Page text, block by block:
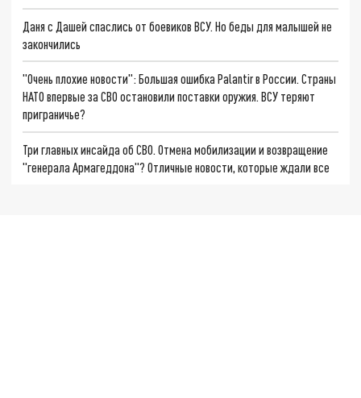
Даня с Дашей спаслись от боевиков ВСУ. Но беды для малышей не
закончились
"Очень плохие новости": Большая ошибка Palantir в России. Страны
НАТО впервые за СВО остановили поставки оружия. ВСУ теряют
приграничье?
Три главных инсайда об СВО. Отмена мобилизации и возвращение
"генерала Армагеддона"? Отличные новости, которые ждали все